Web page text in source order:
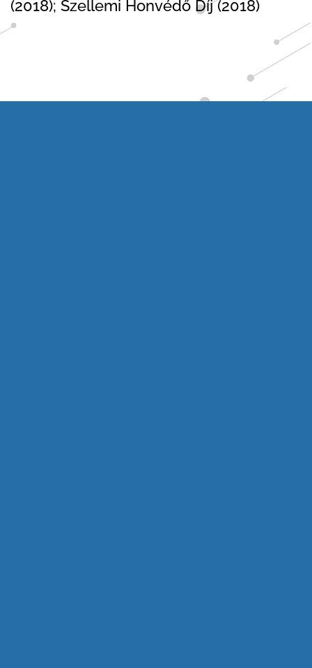
(2018); Szellemi Honvédő Díj (2018)